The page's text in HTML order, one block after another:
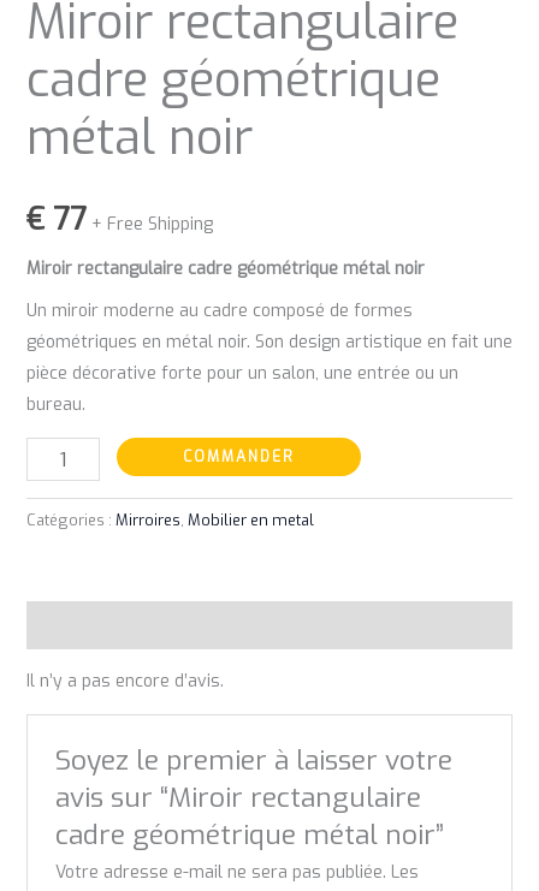
Miroir rectangulaire
cadre géométrique
métal noir
€77 + Free Shipping
Miroir rectangulaire cadre géométrique métal noir
Un miroir moderne au cadre composé de formes
géométriques en métal noir. Son design artistique en fait une
pièce décorative forte pour un salon, une entrée ou un
bureau.
COMMANDER
Catégories : Mirroires, Mobilier en metal
Il n’y a pas encore d’avis.
Soyez le premier à laisser votre
avis sur “Miroir rectangulaire
cadre géométrique métal noir”
Votre adresse e-mail ne sera pas publiée. Les